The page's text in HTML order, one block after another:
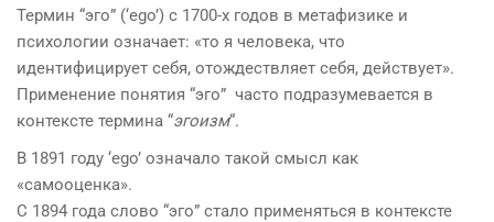
Термин “эго” (‘ego’) с 1700-х годов в метафизике и
психологии означает: «то я человека, что
идентифицирует себя, отождествляет себя, действует».
Применение понятия “эго” часто подразумевается в
контексте термина “эгоизм“.
В 1891 году ‘ego’ означало такой смысл как
«самооценка».
С 1894 года слово “эго” стало применяться в контексте